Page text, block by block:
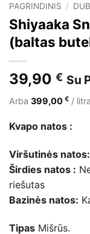
PAGRINDINIS /
Shiyaaka
(baltas
39,90 € Su
Arba 399,00 € /
Kvapo natos :
Viršutinės natos:
Širdies natos :
riešutas
Bazinės natos:
Tipas Mišrūs.